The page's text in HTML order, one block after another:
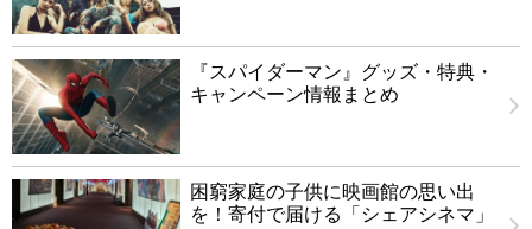
『スパイダーマン』グッズ・特典・
キャンペーン情報まとめ
困窮家庭の子供に映画館の思い出
を！寄付で届ける「シェアシネマ」